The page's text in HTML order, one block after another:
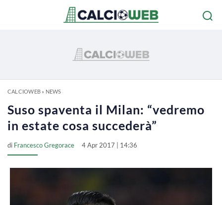
CALCIOWEB» NEWS
Suso spaventa il Milan: “vedremo
in estate cosa succederà”
di Francesco Gregorace 4 Apr 2017 | 14:36